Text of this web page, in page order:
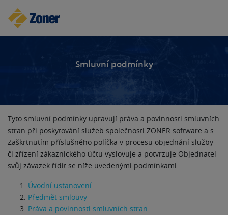
Smluvní podmínky
Tyto smluvní podmínky upravují práva a povinnosti smluvních
stran při poskytování služeb společnosti ZONER software a.s.
Zaškrtnutím příslušného políčka v procesu objednání služby
či zřízení zákaznického účtu vyslovuje a potvrzuje Objednatel
svůj závazek řídit se níže uvedenými podmínkami.
Úvodní ustanovení
Předmět smlouvy
Práva a povinnosti smluvních stran